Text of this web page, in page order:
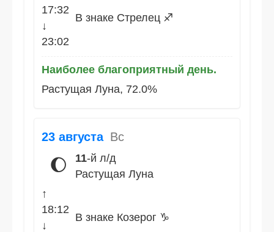
17:32
↓
23:02
В знаке Стрелец ♐
Наиболее благоприятный день.
Растущая Луна, 72.0%
23 августа Вс
🌔 11-й л/д
Растущая Луна
↑
18:12
↓
В знаке Козерог ♑